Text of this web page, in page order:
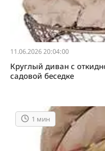
11.06.2026 20:04:00
Круглый диван с
садовой беседке
1 мин